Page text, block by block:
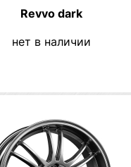
Revvo dark
нет в наличии